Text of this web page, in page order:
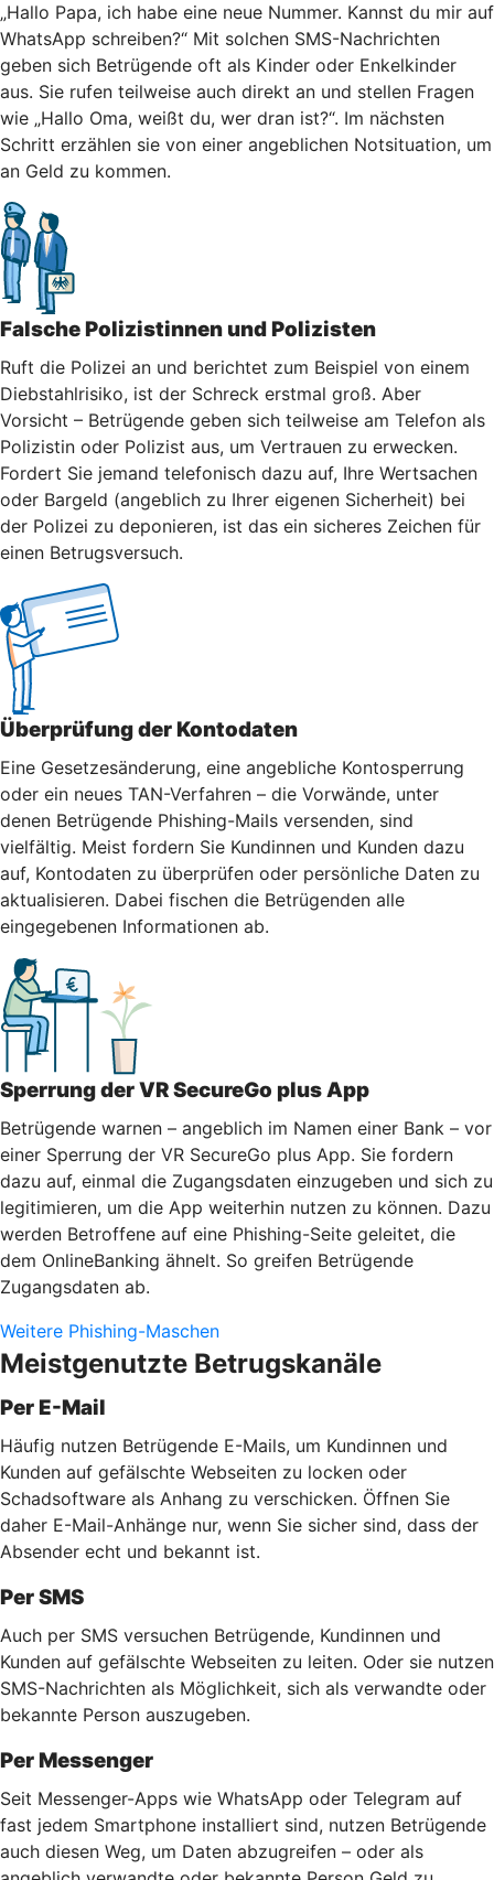
„Hallo Papa, ich habe eine neue Nummer. Kannst du mir auf
WhatsApp schreiben?“ Mit solchen SMS-Nachrichten
geben sich Betrügende oft als Kinder oder Enkelkinder
aus. Sie rufen teilweise auch direkt an und stellen Fragen
wie „Hallo Oma, weißt du, wer dran ist?“. Im nächsten
Schritt erzählen sie von einer angeblichen Notsituation, um
an Geld zu kommen.
Falsche Polizistinnen und Polizisten
Ruft die Polizei an und berichtet zum Beispiel von einem
Diebstahlrisiko, ist der Schreck erstmal groß. Aber
Vorsicht – Betrügende geben sich teilweise am Telefon als
Polizistin oder Polizist aus, um Vertrauen zu erwecken.
Fordert Sie jemand telefonisch dazu auf, Ihre Wertsachen
oder Bargeld (angeblich zu Ihrer eigenen Sicherheit) bei
der Polizei zu deponieren, ist das ein sicheres Zeichen für
einen Betrugsversuch.
Überprüfung der Kontodaten
Eine Gesetzesänderung, eine angebliche Kontosperrung
oder ein neues TAN-Verfahren – die Vorwände, unter
denen Betrügende Phishing-Mails versenden, sind
vielfältig. Meist fordern Sie Kundinnen und Kunden dazu
auf, Kontodaten zu überprüfen oder persönliche Daten zu
aktualisieren. Dabei fischen die Betrügenden alle
eingegebenen Informationen ab.
Sperrung der VR SecureGo plus App
Betrügende warnen – angeblich im Namen einer Bank – vor
einer Sperrung der VR SecureGo plus App. Sie fordern
dazu auf, einmal die Zugangsdaten einzugeben und sich zu
legitimieren, um die App weiterhin nutzen zu können. Dazu
werden Betroffene auf eine Phishing-Seite geleitet, die
dem OnlineBanking ähnelt. So greifen Betrügende
Zugangsdaten ab.
Weitere Phishing-Maschen
Meistgenutzte Betrugskanäle
Per E-Mail
Häufig nutzen Betrügende E-Mails, um Kundinnen und
Kunden auf gefälschte Webseiten zu locken oder
Schadsoftware als Anhang zu verschicken. Öffnen Sie
daher E-Mail-Anhänge nur, wenn Sie sicher sind, dass der
Absender echt und bekannt ist.
Per SMS
Auch per SMS versuchen Betrügende, Kundinnen und
Kunden auf gefälschte Webseiten zu leiten. Oder sie nutzen
SMS-Nachrichten als Möglichkeit, sich als verwandte oder
bekannte Person auszugeben.
Per Messenger
Seit Messenger-Apps wie WhatsApp oder Telegram auf
fast jedem Smartphone installiert sind, nutzen Betrügende
auch diesen Weg, um Daten abzugreifen – oder als